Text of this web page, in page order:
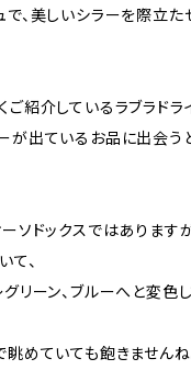
、美しいシラーを際立た
紹介しているラブラドラ
が出ているお品に出会う
ソドックスではあります
て、
リーン、ブルーへと変色
めていても飽きませんね